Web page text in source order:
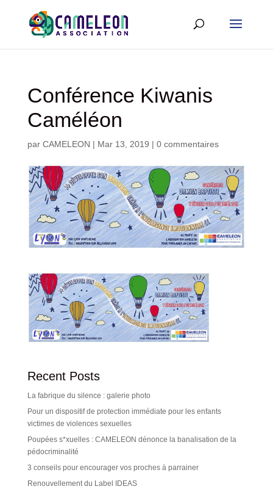
Conférence Kiwanis
Caméléon
par CAMELEON | Mar 13, 2019 | 0 commentaires
Recent Posts
La fabrique du silence : galerie photo
Pour un dispositif de protection immédiate pour les enfants
victimes de violences sexuelles
Poupées s*xuelles : CAMELEON dénonce la banalisation de la
pédocriminalité
3 conseils pour encourager vos proches à parrainer
Renouvellement du Label IDEAS